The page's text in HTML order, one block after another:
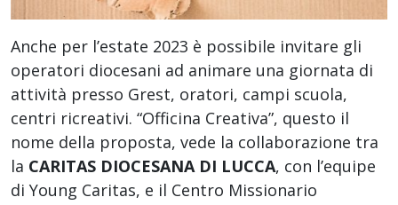
Anche per l’estate 2023 è possibile invitare gli
operatori diocesani ad animare una giornata di
attività presso Grest, oratori, campi scuola,
centri ricreativi. “Officina Creativa”, questo il
nome della proposta, vede la collaborazione tra
la CARITAS DIOCESANA DI LUCCA, con l’equipe
di Young Caritas, e il Centro Missionario